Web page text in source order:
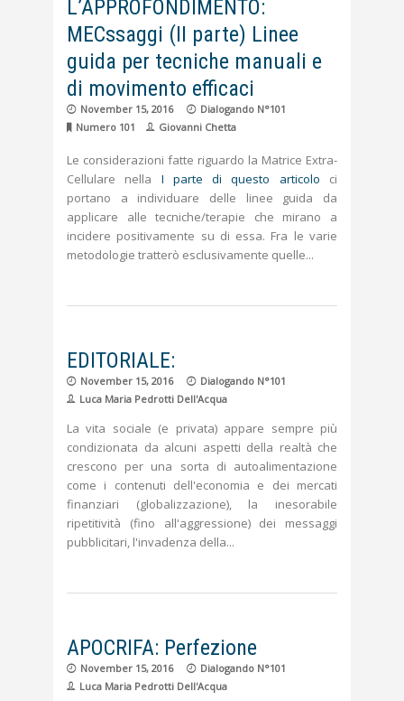
L’APPROFONDIMENTO:
MECssaggi (II parte) Linee
guida per tecniche manuali e
di movimento efficaci
November 15, 2016
Dialogando N°101
Numero 101
Giovanni Chetta
Le considerazioni fatte riguardo la Matrice Extra-
Cellulare nella I parte di questo articolo ci
portano a individuare delle linee guida da
applicare alle tecniche/terapie che mirano a
incidere positivamente su di essa. Fra le varie
metodologie tratterò esclusivamente quelle
EDITORIALE:
November 15, 2016
Dialogando N°101
Luca Maria Pedrotti Dell'Acqua
La vita sociale (e privata) appare sempre più
condizionata da alcuni aspetti della realtà che
crescono per una sorta di autoalimentazione
come i contenuti dell'economia e dei mercati
finanziari (globalizzazione), la inesorabile
ripetitività (fino all'aggressione) dei messaggi
pubblicitari, l'invadenza della
APOCRIFA: Perfezione
November 15, 2016
Dialogando N°101
Luca Maria Pedrotti Dell'Acqua